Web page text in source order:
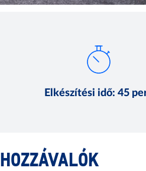
Elkészítési idő:45
HOZZÁVALÓK